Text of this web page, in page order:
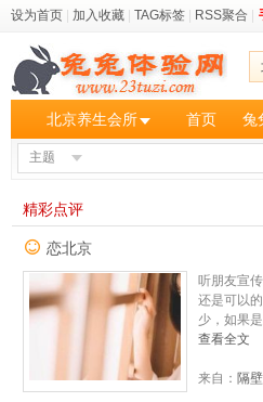
设为首页 加入收藏 TAG标签 RSS聚合
北京养生会所 首页 兔
主题
精彩点评
恋北京
听朋友宣
还是可以
少，如果
查看全文
来自： 隔